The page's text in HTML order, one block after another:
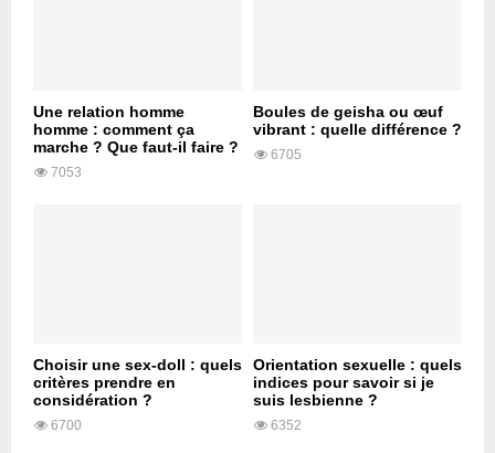
Une relation homme
homme : comment ça
marche ? Que faut-il faire ?
7053
Boules de geisha ou œuf
vibrant : quelle différence ?
6705
Choisir une sex-doll : quels
critères prendre en
considération ?
6700
Orientation sexuelle : quels
indices pour savoir si je
suis lesbienne ?
6352